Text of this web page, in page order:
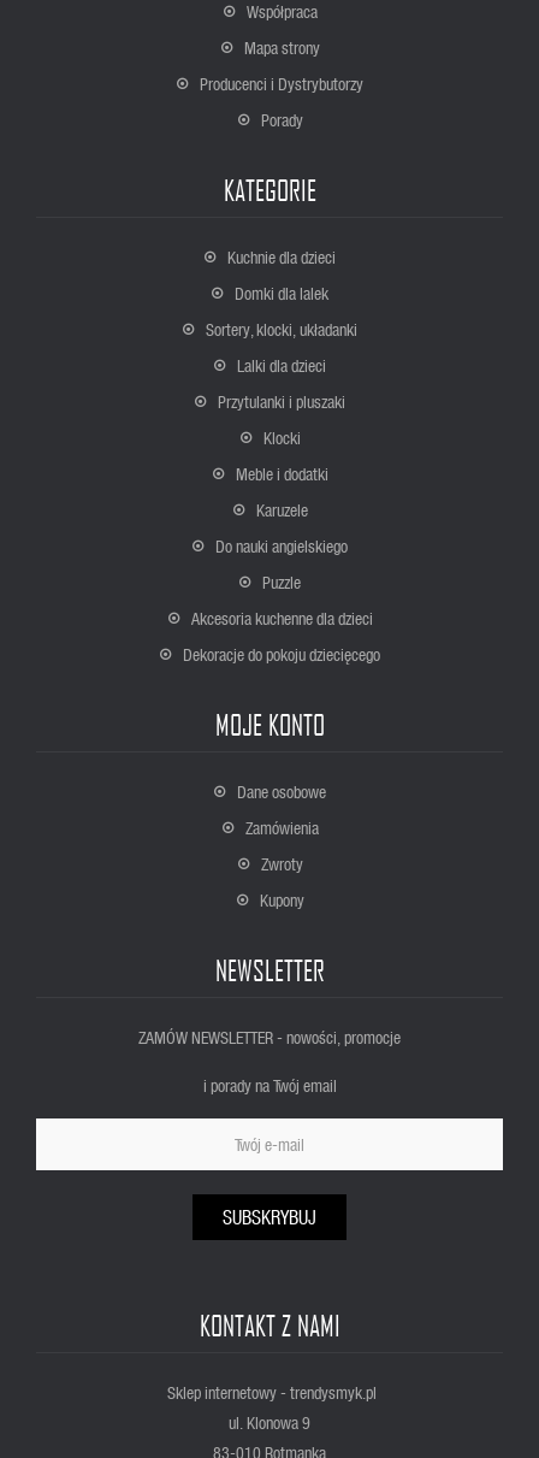
Współpraca
Mapa strony
Producenci i Dystrybutorzy
Porady
KATEGORIE
Kuchnie dla dzieci
Domki dla lalek
Sortery, klocki, układanki
Lalki dla dzieci
Przytulanki i pluszaki
Klocki
Meble i dodatki
Karuzele
Do nauki angielskiego
Puzzle
Akcesoria kuchenne dla dzieci
Dekoracje do pokoju dziecięcego
MOJE KONTO
Dane osobowe
Zamówienia
Zwroty
Kupony
NEWSLETTER
ZAMÓW NEWSLETTER - nowości, promocje
i porady na Twój email
SUBSKRYBUJ
KONTAKT Z NAMI
Sklep internetowy - trendysmyk.pl
ul. Klonowa 9
83-010 Rotmanka